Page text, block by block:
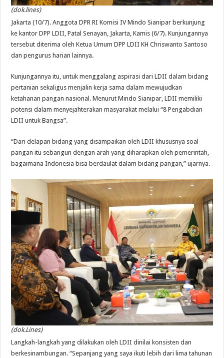
(dok.lines)
Jakarta (10/7). Anggota DPR RI Komisi IV Mindo Sianipar berkunjung
ke kantor DPP LDII, Patal Senayan, Jakarta, Kamis (6/7). Kunjungannya
tersebut diterima oleh Ketua Umum DPP LDII KH Chriswanto Santoso
dan pengurus harian lainnya.
Kunjungannya itu, untuk menggalang aspirasi dari LDII dalam bidang
pertanian sekaligus menjalin kerja sama dalam mewujudkan
ketahanan pangan nasional. Menurut Mindo Sianipar, LDII memiliki
potensi dalam menyejahterakan masyarakat melalui “8 Pengabdian
LDII untuk Bangsa”.
“Dari delapan bidang yang disampaikan oleh LDII khususnya soal
pangan itu sebangun dengan arah yang diharapkan oleh pemerintah,
bagaimana Indonesia bisa berdaulat dalam bidang pangan,” ujarnya.
(dok.Lines)
Langkah-langkah yang dilakukan oleh LDII dinilai konsisten dan
berkesinambungan. “Sepanjang yang saya ikuti lebih dari lima tahunan